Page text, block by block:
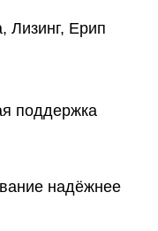
Лизинг, Ерип
поддержка
надёжнее